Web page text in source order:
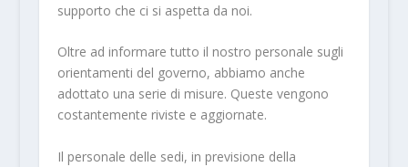
supporto che ci si aspetta da noi.
Oltre ad informare tutto il nostro personale sugli
orientamenti del governo, abbiamo anche
adottato una serie di misure. Queste vengono
costantemente riviste e aggiornate.
Il personale delle sedi, in previsione della